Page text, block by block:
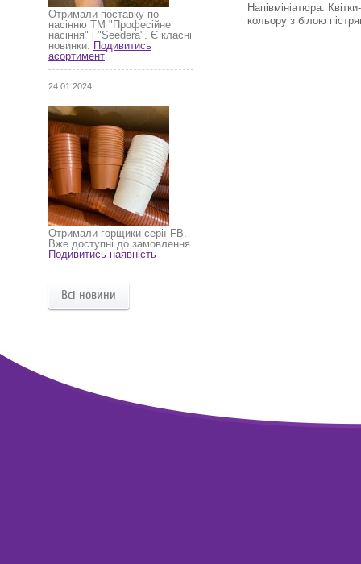
Отримали поставку по
насінню ТМ "Професійне
насіння" і "Seedera". Є класні
новинки. Подивитись
асортимент
24.01.2024
Отримали горщики серії FB.
Вже доступні до замовлення.
Подивитись наявність
Всі новини
Напівмініатюра.
кольору з білою